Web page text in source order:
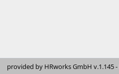
provided by HRworks GmbH v.1.145 -